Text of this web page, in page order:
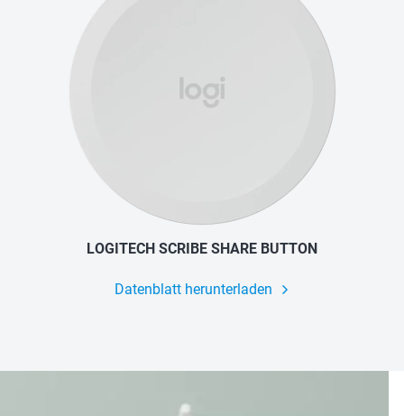
LOGITECH SCRIBE SHARE BUTTON
Datenblatt herunterladen